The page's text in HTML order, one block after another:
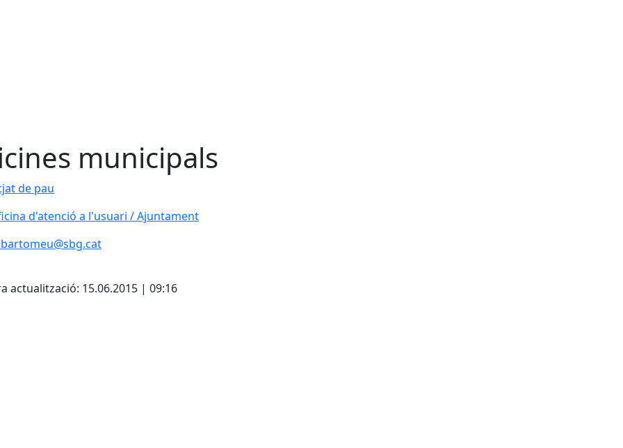
municipals
de pau
d'atenció a l'usuari / Ajuntament
d'atenció a l'usuari / Ajuntament
actualització: 15.06.2015 | 09:16